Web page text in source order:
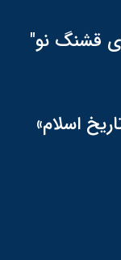
قشنگ نو"
اسلام»